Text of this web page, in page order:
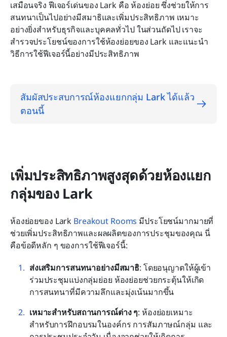
เสมือนจริง ฟีเจอร์เด่นของ Lark คือ ห้องย่อย ซึ่งช่วยให้การ
สนทนาเป็นไปอย่างมีสมาธิและเพิ่มประสิทธิภาพ เหมาะ
อย่างยิ่งสำหรับธุรกิจและบุคคลทั่วไป ในส่วนถัดไป เราจะ
สำรวจประโยชน์ของการใช้ห้องย่อยของ Lark และแนะนำ
วิธีการใช้ฟีเจอร์นี้อย่างมีประสิทธิภาพ
สัมผัสประสบการณ์ห้องแยกกลุ่ม Lark ได้แล้ว
ตอนนี้
เพิ่มประสิทธิภาพสูงสุดด้วยห้องแยก
กลุ่มของ Lark
ห้องย่อยของ Lark Breakout Rooms มีประโยชน์มากมายที่
ช่วยเพิ่มประสิทธิภาพและผลผลิตของการประชุมของคุณ นี่
คือข้อดีหลัก ๆ ของการใช้ฟีเจอร์นี้:
ส่งเสริมการสนทนาอย่างมีสมาธิ: โดยอนุญาตให้ผู้เข้า
ร่วมประชุมแบ่งกลุ่มย่อย ห้องย่อยช่วยกระตุ้นให้เกิด
การสนทนาที่มีความลึกและมุ่งเน้นมากขึ้น
เหมาะสำหรับสถานการณ์ต่าง ๆ: ห้องย่อยเหมาะ
สำหรับการฝึกอบรมในองค์กร การสัมภาษณ์กลุ่ม และ